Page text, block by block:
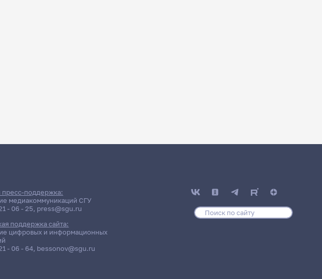
пресс-поддержка:
медиакоммуникаций СГУ
- 06 - 25, press@sgu.ru
поддержка сайта:
цифровых и информационных
- 06 - 64, bessonov@sgu.ru